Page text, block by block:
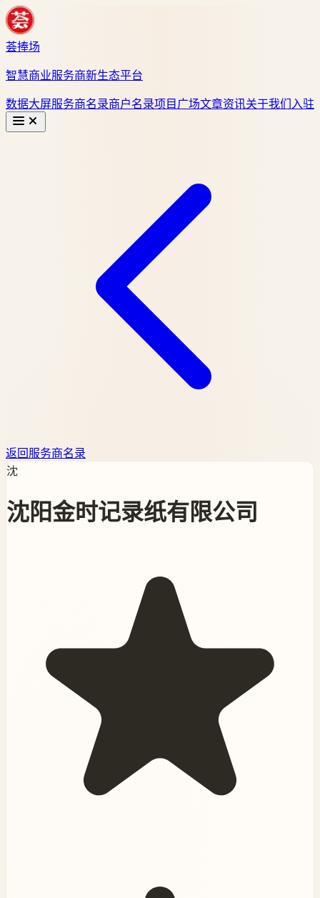
荟捧场
智慧商业服务商新生态平台
数据大屏服务商名录商户名录项目广场文章资讯关于我们 入驻
返回服务商名录
沈
沈阳金时记录纸有限公司